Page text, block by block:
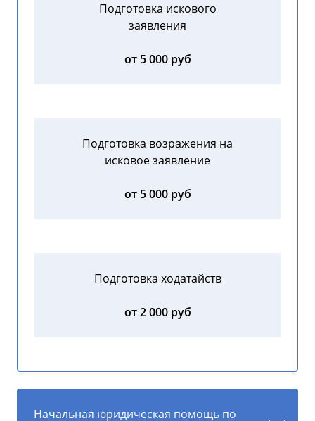
Подготовка искового
заявления
от 5 000 руб
Подготовка возражения на
исковое заявление
от 5 000 руб
Подготовка ходатайств
от 2 000 руб
Начальная юридическая помощь по